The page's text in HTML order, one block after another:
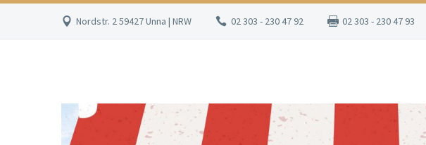
Nordstr. 2 59427 Unna | NRW 02 303 - 230 47 92 02 303 - 230 47 93